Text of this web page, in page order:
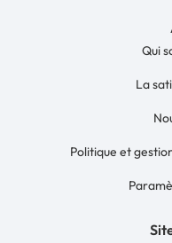
Qui
La
Politique et